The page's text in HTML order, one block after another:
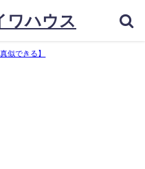
ワハウス
似できる】